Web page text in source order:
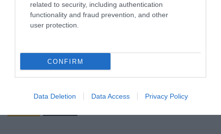
related to security, including authentication
functionality and fraud prevention, and other
user protection.
CONFIRM
Data Deletion Data Access Privacy Policy
Λεωφόρος Βασ. Σοφίας 46, ΤΚ 115 28
sevenrooms.com
Ακολουθήστε τοfoodlife.gr στο Google
Newsκαι μάθετε πρώτοι όλες τις ειδήσεις